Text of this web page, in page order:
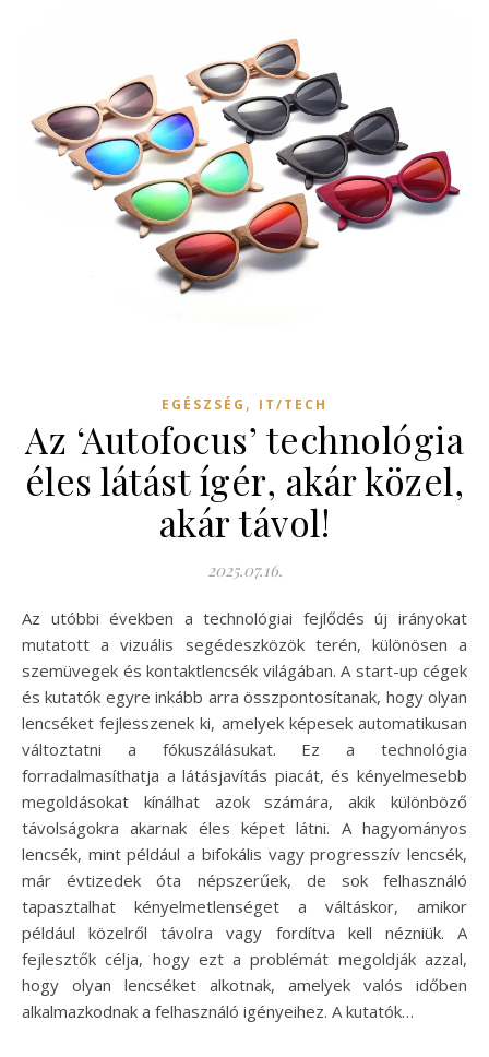
EGÉSZSÉG , IT/TECH
Az ‘Autofocus’ technológia
éles látást ígér, akár közel,
akár távol!
2025.07.16.
Az utóbbi években a technológiai fejlődés új irányokat
mutatott a vizuális segédeszközök terén, különösen a
szemüvegek és kontaktlencsék világában. A start-up cégek
és kutatók egyre inkább arra összpontosítanak, hogy olyan
lencséket fejlesszenek ki, amelyek képesek automatikusan
változtatni a fókuszálásukat. Ez a technológia
forradalmasíthatja a látásjavítás piacát, és kényelmesebb
megoldásokat kínálhat azok számára, akik különböző
távolságokra akarnak éles képet látni. A hagyományos
lencsék, mint például a bifokális vagy progresszív lencsék,
már évtizedek óta népszerűek, de sok felhasználó
tapasztalhat kényelmetlenséget a váltáskor, amikor
például közelről távolra vagy fordítva kell nézniük. A
fejlesztők célja, hogy ezt a problémát megoldják azzal,
hogy olyan lencséket alkotnak, amelyek valós időben
alkalmazkodnak a felhasználó igényeihez. A kutatók…